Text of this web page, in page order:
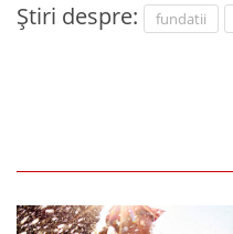
Știri despre:
fundatii